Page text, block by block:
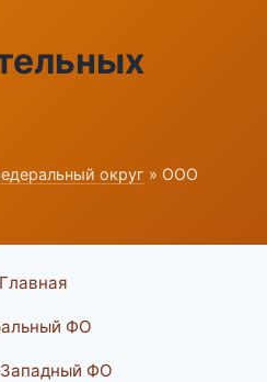
округ » ООО
ФО
ФО